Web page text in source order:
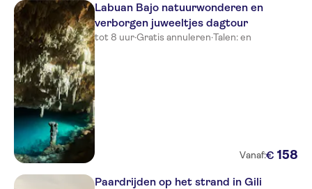
Labuan Bajo natuurwonderen en
verborgen juweeltjes dagtour
tot 8 uur·Gratis annuleren·Talen: en
Vanaf:€ 158
Paardrijden op het strand in Gili